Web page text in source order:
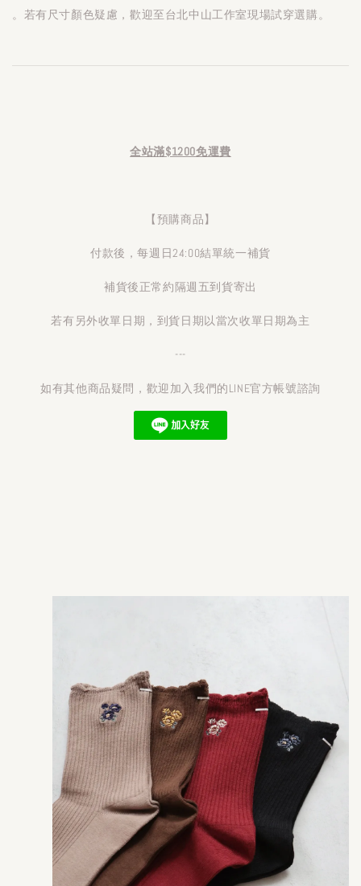
。若有尺寸顏色疑慮，歡迎至台北中山工作室現場試穿選購。
全站滿$1200免運費
【預購商品】
付款後，每週日24:00結單統一補貨
補貨後正常約隔週五到貨寄出
若有另外收單日期，到貨日期以當次收單日期為主
---
如有其他商品疑問，歡迎加入我們的LINE官方帳號諮詢